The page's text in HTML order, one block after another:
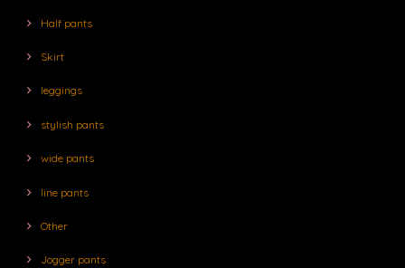
Half pants
Skirt
leggings
stylish pants
wide pants
line pants
Other
Jogger pants